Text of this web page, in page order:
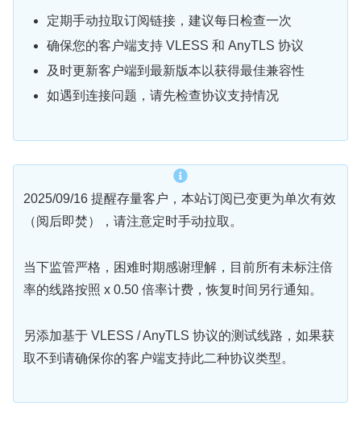
定期手动拉取订阅链接，建议每日检查一次
确保您的客户端支持 VLESS 和 AnyTLS 协议
及时更新客户端到最新版本以获得最佳兼容性
如遇到连接问题，请先检查协议支持情况
2025/09/16 提醒存量客户，本站订阅已变更为单次有效
（阅后即焚），请注意定时手动拉取。
当下监管严格，困难时期感谢理解，目前所有未标注倍
率的线路按照 x 0.50 倍率计费，恢复时间另行通知。
另添加基于 VLESS / AnyTLS 协议的测试线路，如果获
取不到请确保你的客户端支持此二种协议类型。